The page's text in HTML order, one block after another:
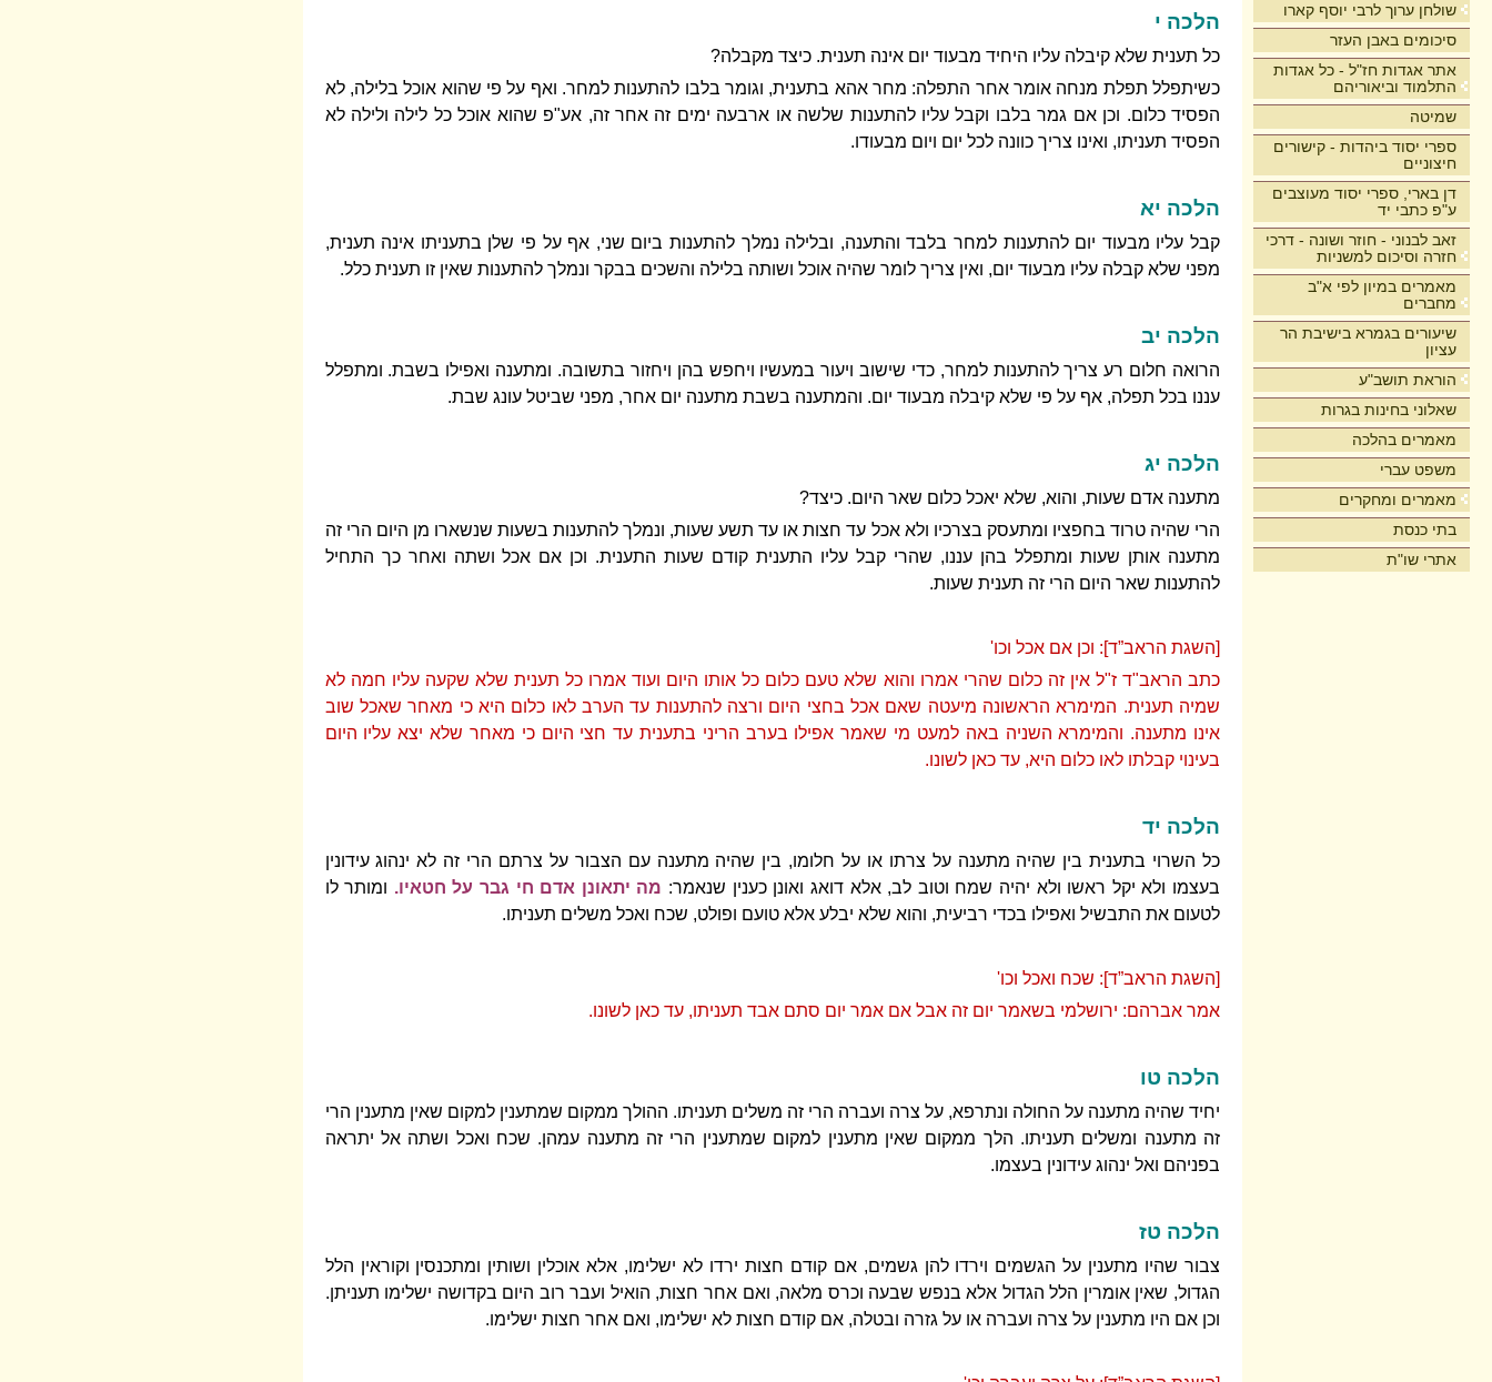
שולחן ערוך לרבי יוסף קארו
סיכומים באבן העזר
אתר אגדות חז"ל - כל אגדות
התלמוד וביאוריהם
שמיטה
ספרי יסוד ביהדות - קישורים
חיצוניים
דן בארי, ספרי יסוד מעוצבים
ע"פ כתבי יד
זאב לבנוני - חוזר ושונה - דרכי
חזרה וסיכום למשניות
מאמרים במיון לפי א"ב
מחברים
שיעורים בגמרא בישיבת הר
עציון
הוראת תושב"ע
שאלוני בחינות בגרות
מאמרים בהלכה
משפט עברי
מאמרים ומחקרים
בתי כנסת
אתרי שו"ת
הלכה י
כל תענית שלא קיבלה עליו היחיד מבעוד יום אינה תענית. כיצד מקבלה?
כשיתפלל תפלת מנחה אומר אחר התפלה: מחר אהא בתענית, וגומר בלבו להתענות למחר. ואף על פי שהוא אוכל בלילה, לא
הפסיד כלום. וכן אם גמר בלבו וקבל עליו להתענות שלשה או ארבעה ימים זה אחר זה, אע"פ שהוא אוכל כל לילה ולילה לא
הפסיד תעניתו, ואינו צריך כוונה לכל יום ויום מבעודו.
הלכה יא
קבל עליו מבעוד יום להתענות למחר בלבד והתענה, ובלילה נמלך להתענות ביום שני, אף על פי שלן בתעניתו אינה תענית,
מפני שלא קבלה עליו מבעוד יום, ואין צריך לומר שהיה אוכל ושותה בלילה והשכים בבקר ונמלך להתענות שאין זו תענית כלל.
הלכה יב
הרואה חלום רע צריך להתענות למחר, כדי שישוב ויעור במעשיו ויחפש בהן ויחזור בתשובה. ומתענה ואפילו בשבת. ומתפלל
עננו בכל תפלה, אף על פי שלא קיבלה מבעוד יום. והמתענה בשבת מתענה יום אחר, מפני שביטל עונג שבת.
הלכה יג
מתענה אדם שעות, והוא, שלא יאכל כלום שאר היום. כיצד?
הרי שהיה טרוד בחפציו ומתעסק בצרכיו ולא אכל עד חצות או עד תשע שעות, ונמלך להתענות בשעות שנשארו מן היום הרי זה
מתענה אותן שעות ומתפלל בהן עננו, שהרי קבל עליו התענית קודם שעות התענית. וכן אם אכל ושתה ואחר כך התחיל
להתענות שאר היום הרי זה תענית שעות.
[השגת הראב”ד]: וכן אם אכל וכו'
כתב הראב"ד ז"ל אין זה כלום שהרי אמרו והוא שלא טעם כלום כל אותו היום ועוד אמרו כל תענית שלא שקעה עליו חמה לא
שמיה תענית. המימרא הראשונה מיעטה שאם אכל בחצי היום ורצה להתענות עד הערב לאו כלום היא כי מאחר שאכל שוב
אינו מתענה. והמימרא השניה באה למעט מי שאמר אפילו בערב הריני בתענית עד חצי היום כי מאחר שלא יצא עליו היום
בעינוי קבלתו לאו כלום היא, עד כאן לשונו.
הלכה יד
כל השרוי בתענית בין שהיה מתענה על צרתו או על חלומו, בין שהיה מתענה עם הצבור על צרתם הרי זה לא ינהוג עידונין
בעצמו ולא יקל ראשו ולא יהיה שמח וטוב לב, אלא דואג ואונן כענין שנאמר: מה יתאונן אדם חי גבר על חטאיו. ומותר לו
לטעום את התבשיל ואפילו בכדי רביעית, והוא שלא יבלע אלא טועם ופולט, שכח ואכל משלים תעניתו.
[השגת הראב”ד]: שכח ואכל וכו'
אמר אברהם: ירושלמי בשאמר יום זה אבל אם אמר יום סתם אבד תעניתו, עד כאן לשונו.
הלכה טו
יחיד שהיה מתענה על החולה ונתרפא, על צרה ועברה הרי זה משלים תעניתו. ההולך ממקום שמתענין למקום שאין מתענין הרי
זה מתענה ומשלים תעניתו. הלך ממקום שאין מתענין למקום שמתענין הרי זה מתענה עמהן. שכח ואכל ושתה אל יתראה
בפניהם ואל ינהוג עידונין בעצמו.
הלכה טז
צבור שהיו מתענין על הגשמים וירדו להן גשמים, אם קודם חצות ירדו לא ישלימו, אלא אוכלין ושותין ומתכנסין וקוראין הלל
הגדול, שאין אומרין הלל הגדול אלא בנפש שבעה וכרס מלאה, ואם אחר חצות, הואיל ועבר רוב היום בקדושה ישלימו תעניתן.
וכן אם היו מתענין על צרה ועברה או על גזרה ובטלה, אם קודם חצות לא ישלימו, ואם אחר חצות ישלימו.